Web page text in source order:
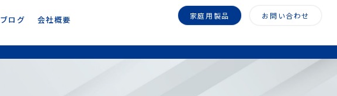
ブログ 会社概要 家庭用製品 お問い合わせ